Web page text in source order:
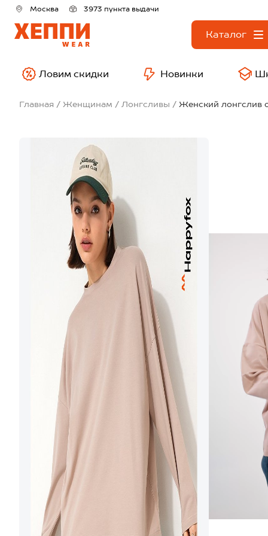
Москва 3973 пункта выдачи
Каталог
Ловим скидки Новинки
Главная Женщинам Лонгсливы Женский лонгслив